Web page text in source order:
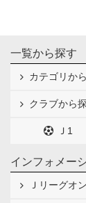
一覧から探す
カテゴリか
クラブから
Ｊ1
インフォメー
Ｊリーグオ